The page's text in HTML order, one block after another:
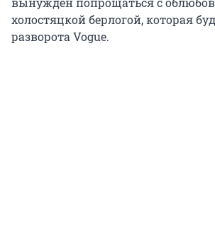
холостяцкой берлогой, которая
разворота Vogue.